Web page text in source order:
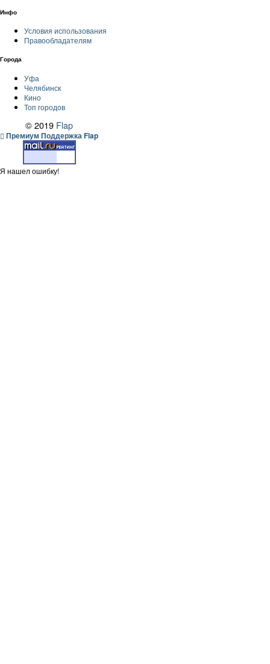
Инфо
Условия использования
Правообладателям
Города
Уфа
Челябинск
Кино
Топ городов
© 2019 Flap
Премиум Поддержка Flap
Я нашел ошибку!